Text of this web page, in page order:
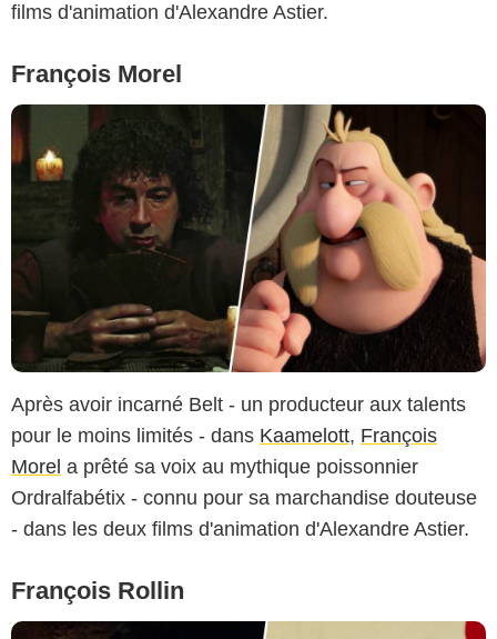
films d'animation d'Alexandre Astier.
François Morel
Après avoir incarné Belt - un producteur aux talents
pour le moins limités - dans Kaamelott, François
Morel a prêté sa voix au mythique poissonnier
Ordralfabétix - connu pour sa marchandise douteuse
- dans les deux films d'animation d'Alexandre Astier.
François Rollin